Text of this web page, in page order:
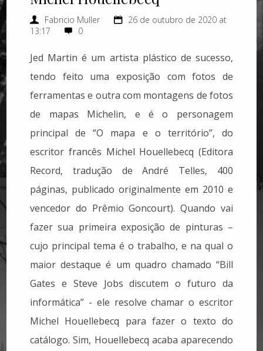
Fabricio Muller
26 de outubro de 2020 at
13:17
0
Jed Martin é um artista plástico de sucesso,
tendo feito uma exposição com fotos de
ferramentas e outra com montagens de fotos
de mapas Michelin, e é o personagem
principal de “O mapa e o território”, do
escritor francês Michel Houellebecq (Editora
Record, tradução de André Telles, 400
páginas, publicado originalmente em 2010 e
vencedor do Prêmio Goncourt). Quando vai
fazer sua primeira exposição de pinturas –
cujo principal tema é o trabalho, e na qual o
maior destaque é um quadro chamado “Bill
Gates e Steve Jobs discutem o futuro da
informática” - ele resolve chamar o escritor
Michel Houellebecq para fazer o texto do
catálogo. Sim, Houellebecq acaba aparecendo